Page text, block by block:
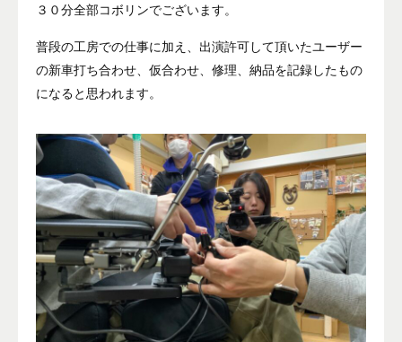
３０分全部コボリンでございます。
普段の工房での仕事に加え、出演許可して頂いたユーザー
の新車打ち合わせ、仮合わせ、修理、納品を記録したもの
になると思われます。